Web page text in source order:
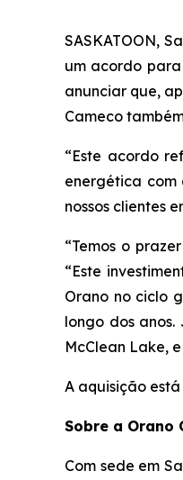
SASKATOON,
um acordo para
anunciar que,
Cameco
“Este acordo
energética com
nossos clientes
“Temos o
“Este
Orano no ciclo
longo dos
McClean Lake,
A aquisição
Sobre a Orano
Com sede em